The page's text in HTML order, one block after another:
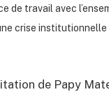
de travail avec
crise institutionnelle
de Papy